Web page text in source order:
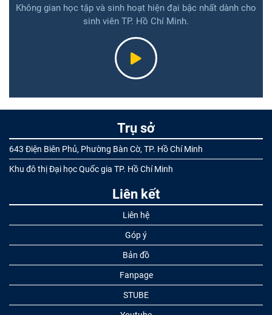
Không gian học tập và sinh hoạt hiện đại bậc nhất dành cho
sinh viên TP. Hồ Chí Minh.
Trụ sở
643 Điện Biên Phủ, Phường Bàn Cờ, TP. Hồ Chí Minh
Khu đô thị Đại học Quốc gia TP. Hồ Chí Minh
Liên kết
Liên hệ
Góp ý
Bản đồ
Fanpage
STUBE